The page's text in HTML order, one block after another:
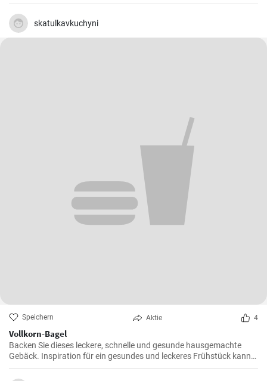
skatulkavkuchyni
Speichern Aktie 4
Vollkorn-Bagel
Backen Sie dieses leckere, schnelle und gesunde hausgemachte
Gebäck. Inspiration für ein gesundes und leckeres Frühstück kann
man nie genug haben.